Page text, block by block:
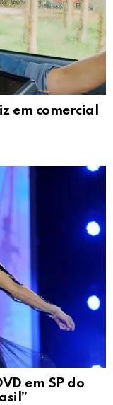
em comercial
em SP do